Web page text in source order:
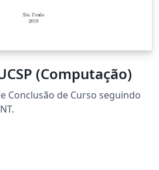
(Computação)
Conclusão de Curso seguindo